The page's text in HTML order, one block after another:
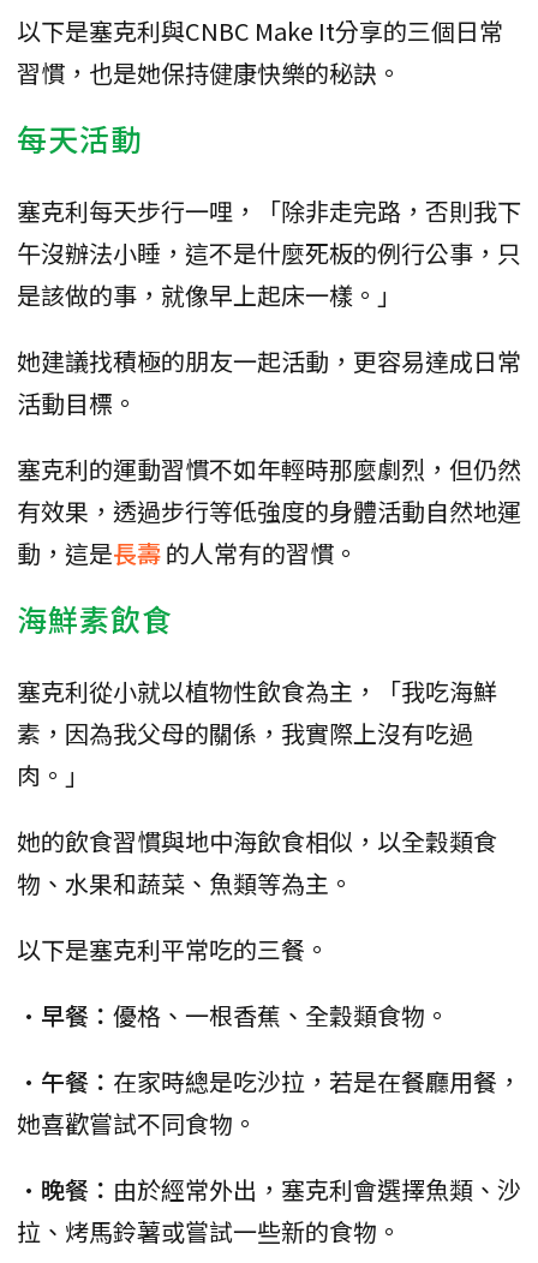
以下是塞克利與CNBC Make It分享的三個日常
習慣，也是她保持健康快樂的秘訣。
每天活動
塞克利每天步行一哩，「除非走完路，否則我下
午沒辦法小睡，這不是什麼死板的例行公事，只
是該做的事，就像早上起床一樣。」
她建議找積極的朋友一起活動，更容易達成日常
活動目標。
塞克利的運動習慣不如年輕時那麼劇烈，但仍然
有效果，透過步行等低強度的身體活動自然地運
動，這是長壽的人常有的習慣。
海鮮素飲食
塞克利從小就以植物性飲食為主，「我吃海鮮
素，因為我父母的關係，我實際上沒有吃過
肉。」
她的飲食習慣與地中海飲食相似，以全穀類食
物、水果和蔬菜、魚類等為主。
以下是塞克利平常吃的三餐。
• 早餐： 優格、一根香蕉、全穀類食物。
• 午餐： 在家時總是吃沙拉，若是在餐廳用餐，
她喜歡嘗試不同食物。
• 晚餐： 由於經常外出，塞克利會選擇魚類、沙
拉、烤馬鈴薯或嘗試一些新的食物。